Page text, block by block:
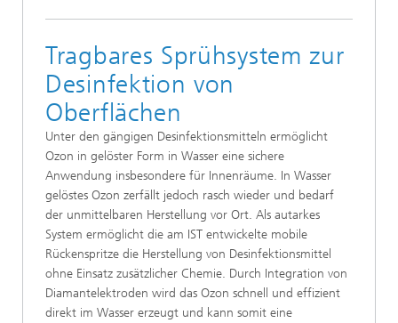
Tragbares Sprühsystem zur
Desinfektion von
Oberflächen
Unter den gängigen Desinfektionsmitteln ermöglicht
Ozon in gelöster Form in Wasser eine sichere
Anwendung insbesondere für Innenräume. In Wasser
gelöstes Ozon zerfällt jedoch rasch wieder und bedarf
der unmittelbaren Herstellung vor Ort. Als autarkes
System ermöglicht die am IST entwickelte mobile
Rückenspritze die Herstellung von Desinfektionsmittel
ohne Einsatz zusätzlicher Chemie. Durch Integration von
Diamantelektroden wird das Ozon schnell und effizient
direkt im Wasser erzeugt und kann somit eine